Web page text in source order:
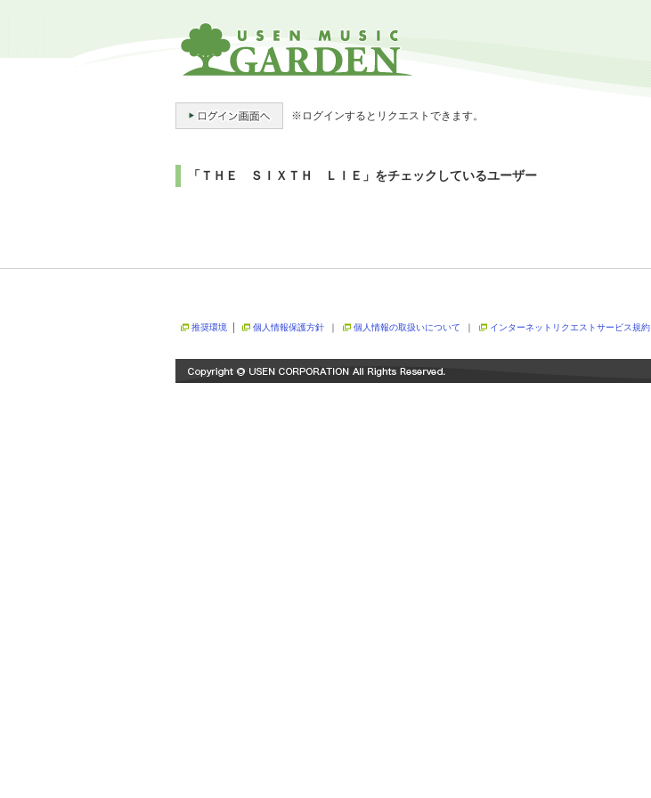
※ログインするとリクエストできます。
「ＴＨＥ ＳＩＸＴＨ ＬＩＥ」をチェックしているユーザー
推奨環境 個人情報保護方針 ｜ 個人情報の取扱いについて ｜ インターネットリクエストサービス規約